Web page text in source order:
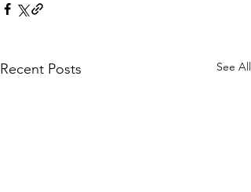
Recent Posts See All